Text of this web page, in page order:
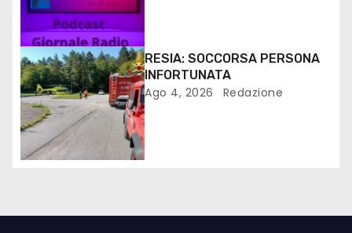
RESIA: SOCCORSA PERSONA
INFORTUNATA
Ago 4, 2026 Redazione